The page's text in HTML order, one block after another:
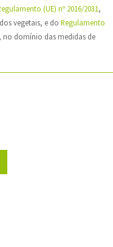
(UE) nº 2016/2031,
vegetais, e do Regulamento
domínio das medidas de